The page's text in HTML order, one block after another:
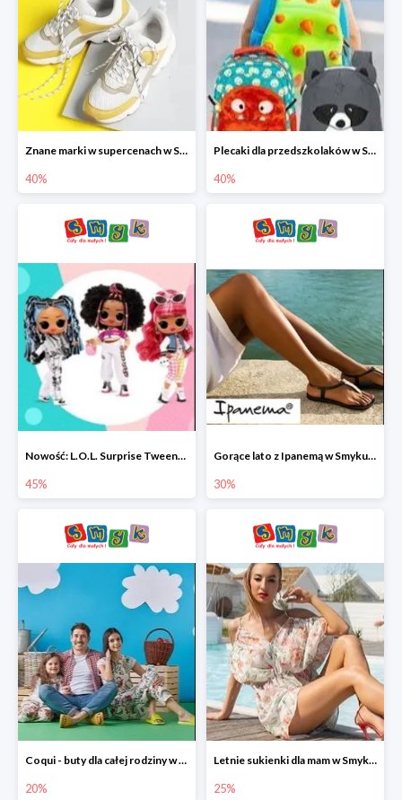
Znane marki w supercenach w Smyku - buty do -40%
40%
Plecaki dla przedszkolaków w Smyku do -40%
40%
Nowość: L.O.L. Surprise Tweens Doll w Smyku do -45%
45%
Gorące lato z Ipanemą w Smyku do -30%
30%
Coqui - buty dla całej rodziny w Smyku do -20%
20%
Letnie sukienki dla mam w Smyku do -25%
25%